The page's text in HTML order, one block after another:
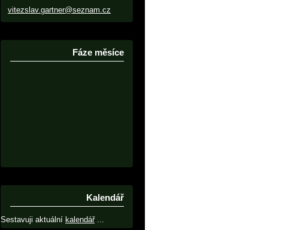
vitezslav.gartner@seznam.cz
Fáze měsíce
Kalendář
Sestavuji aktuální kalendář...